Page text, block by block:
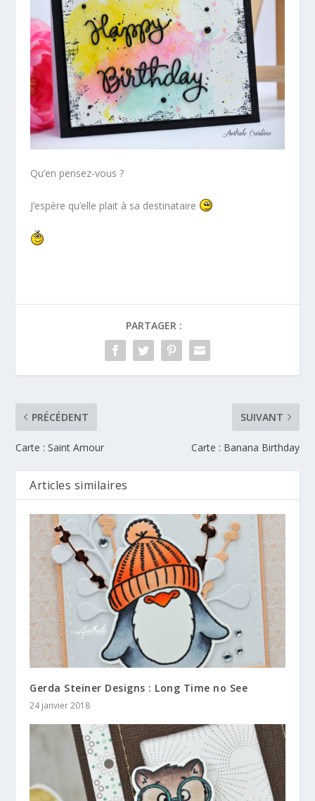
Qu’en pensez-vous ?
J’espère qu’elle plait à sa destinataire
PARTAGER :
PRÉCÉDENT
Carte : Saint Amour
SUIVANT
Carte : Banana Birthday
Articles similaires
Gerda Steiner Designs : Long Time no See
24 janvier 2018